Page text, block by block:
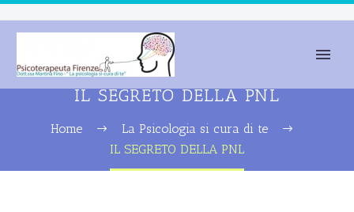
IL SEGRETO DELLA PNL
Home
La Psicologia si cura di te
IL SEGRETO DELLA PNL